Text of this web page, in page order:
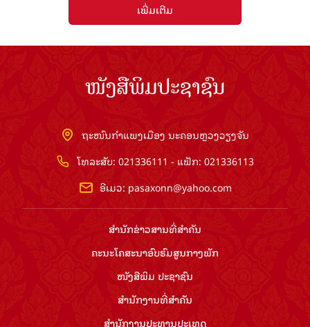
ເພີ່ມເຕີມ
ໜັງສືພິມປະຊາຊົນ
ຖະໜົນກຳແພງເມືອງ ນະຄອນຫຼວງວຽງຈັນ
ໂທລະສັບ: 021336111 - ແຟັກ: 021336113
ອີເມວ: pasaxonn@yahoo.com
ສຳ​ນັກ​ຂ່າວ​ສານ​ທີ່​ສຳ​ຄັນ​
ຄະນະໂຄສະນາອົບຮົມ​ສູນ​ກາງ​ພັກ
ໜັງສືພິມ ປະ​ຊາ​ຊົນ
ສຳ​ນັກ​ງານ​ທີ່​ສຳ​ຄັນ
ສຳ​ນັກ​ງານ​ປະ​ທານ​ປະ​ເທດ